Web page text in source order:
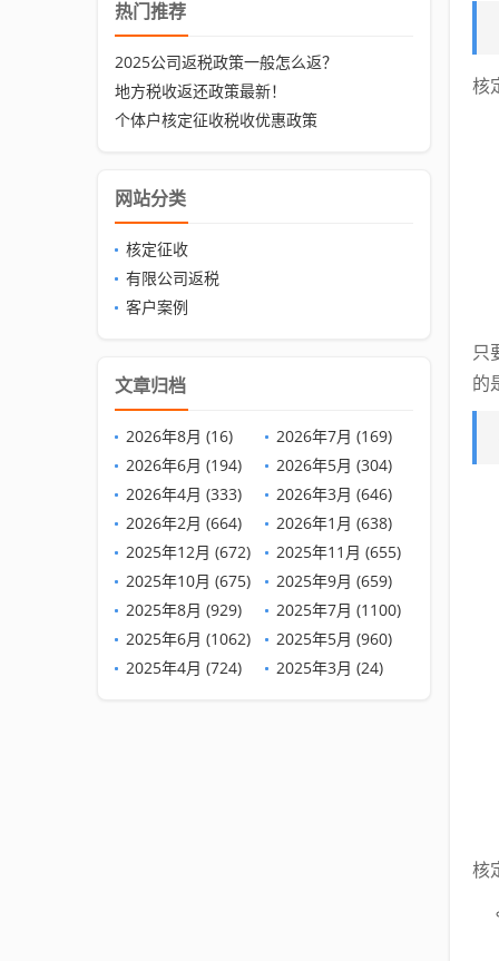
核
只
的
核
热门推荐
2025公司返税政策一般怎么返？
地方税收返还政策最新！
个体户核定征收税收优惠政策
网站分类
核定征收
有限公司返税
客户案例
文章归档
2026年8月 (16)
2026年7月 (169)
2026年6月 (194)
2026年5月 (304)
2026年4月 (333)
2026年3月 (646)
2026年2月 (664)
2026年1月 (638)
2025年12月 (672)
2025年11月 (655)
2025年10月 (675)
2025年9月 (659)
2025年8月 (929)
2025年7月 (1100)
2025年6月 (1062)
2025年5月 (960)
2025年4月 (724)
2025年3月 (24)